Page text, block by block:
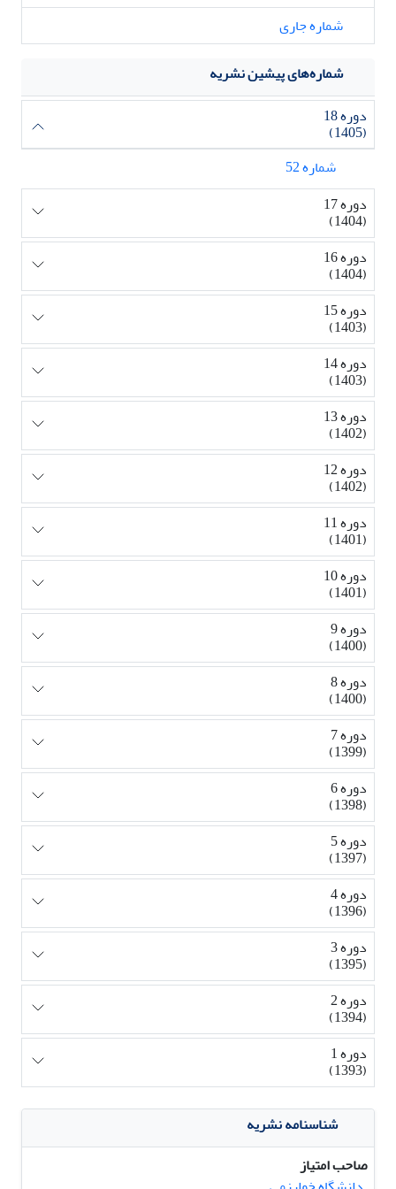
شماره جاری
شماره‌های پیشین نشریه
دوره 18
(1405)
شماره 52
دوره 17
(1404)
دوره 16
(1404)
دوره 15
(1403)
دوره 14
(1403)
دوره 13
(1402)
دوره 12
(1402)
دوره 11
(1401)
دوره 10
(1401)
دوره 9
(1400)
دوره 8
(1400)
دوره 7
(1399)
دوره 6
(1398)
دوره 5
(1397)
دوره 4
(1396)
دوره 3
(1395)
دوره 2
(1394)
دوره 1
(1393)
شناسنامه نشریه
صاحب امتیاز